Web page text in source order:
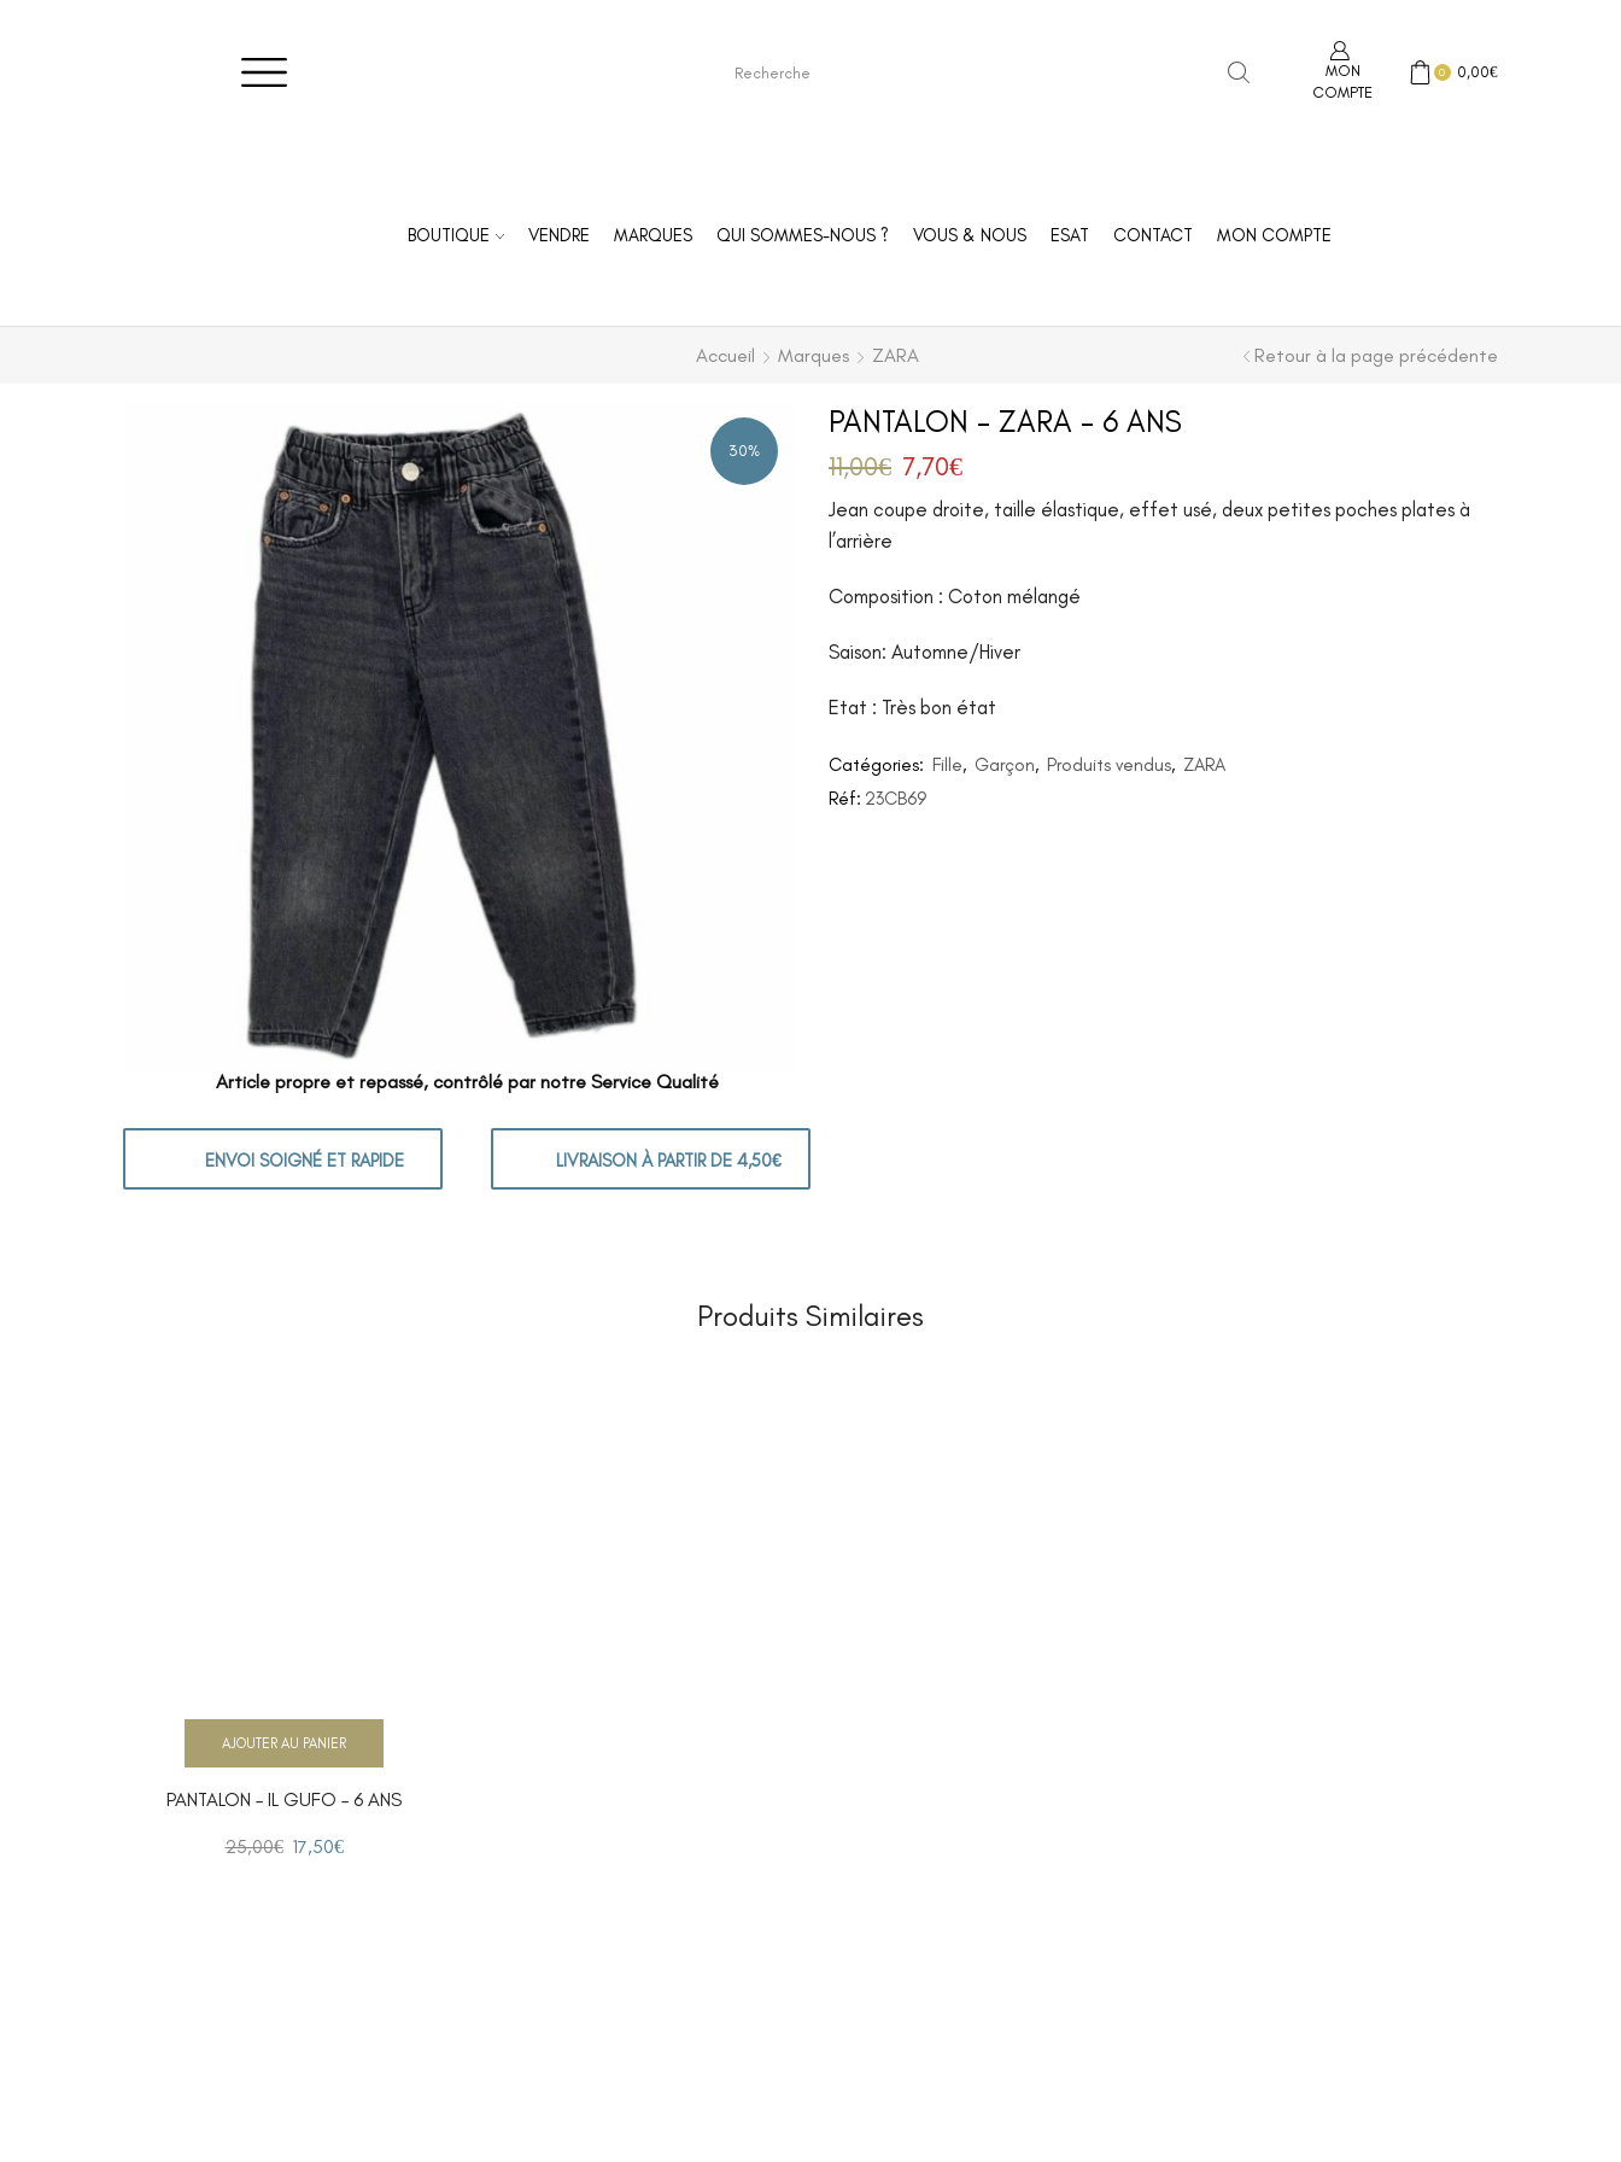
MON
COMPTE
0 0,00€
BOUTIQUE VENDRE MARQUES QUI SOMMES-NOUS ? VOUS & NOUS ESAT CONTACT MON COMPTE
Accueil Marques ZARA Retour à la page précédente
30%
PANTALON – ZARA – 6 ANS
11,00€ 7,70€
Jean coupe droite, taille élastique, effet usé, deux petites poches plates à
l’arrière
Composition : Coton mélangé
Saison: Automne/Hiver
Etat : Très bon état
Catégories: Fille, Garçon, Produits vendus, ZARA
Réf: 23CB69
Article propre et repassé, contrôlé par notre Service Qualité
ENVOI SOIGNÉ ET RAPIDE LIVRAISON À PARTIR DE 4,50€
Produits Similaires
PANTALON – IL GUFO – 6 ANS
25,00€ 17,50€
AJOUTER AU PANIER